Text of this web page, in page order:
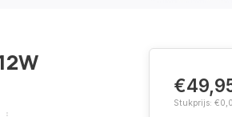
Stukprijs: